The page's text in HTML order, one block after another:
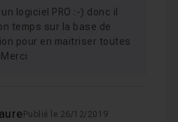
un niveau intermédiaire
les tutos disponibles dans
logiciel PRO :-) donc il
temps sur la base de
pour en maitriser toutes
Publié le 26/12/2019